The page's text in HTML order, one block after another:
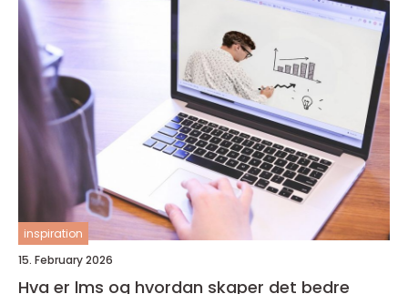
inspiration
15. February 2026
Hva er lms og hvordan skaper det bedre